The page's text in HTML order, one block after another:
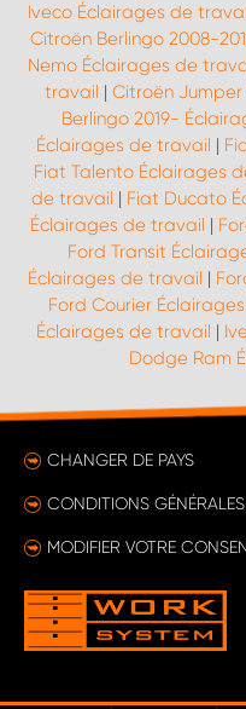
Iveco Éclairages de
Citroën Berlingo 2008-
Nemo Éclairages de
travail | Citroën
Berlingo 2019-
Éclairages de travail |
Fiat Talento Éclairages
de travail | Fiat Ducato
Éclairages de travail |
Ford Transit
Éclairages de travail |
Ford Courier
Éclairages de travail |
Dodge Ram
CHANGER DE PAYS
CONDITIONS GÉNÉRALES
MODIFIER VOTRE